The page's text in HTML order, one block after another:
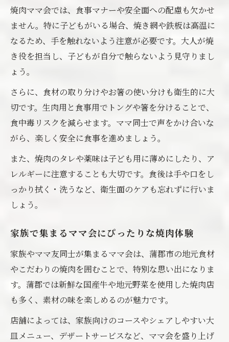
焼肉ママ会では、食事マナーや安全面への配慮も欠かせ
ません。特に子どもがいる場合、焼き網や鉄板は高温に
なるため、手を触れないよう注意が必要です。大人が焼
き役を担当し、子どもが自分で触らないよう見守りまし
ょう。
さらに、食材の取り分けやお箸の使い分けも衛生的に大
切です。生肉用と食事用でトングや箸を分けることで、
食中毒リスクを減らせます。ママ同士で声をかけ合いな
がら、楽しく安全に食事を進めましょう。
また、焼肉のタレや薬味は子ども用に薄めにしたり、ア
レルギーに注意することも大切です。食後は手や口をし
っかり拭く・洗うなど、衛生面のケアも忘れずに行いま
しょう。
家族で集まるママ会にぴったりな焼肉体験
家族やママ友同士が集まるママ会は、蒲郡市の地元食材
やこだわりの焼肉を囲むことで、特別な思い出になりま
す。蒲郡では新鮮な国産牛や地元野菜を使用した焼肉店
も多く、素材の味を楽しめるのが魅力です。
店舗によっては、家族向けのコースやシェアしやすい大
皿メニュー、デザートサービスなど、ママ会を盛り上げ